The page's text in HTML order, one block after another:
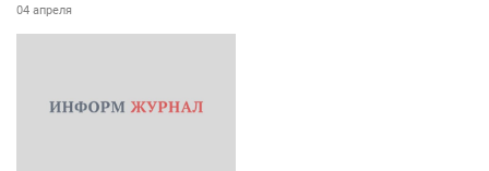
04 апреля